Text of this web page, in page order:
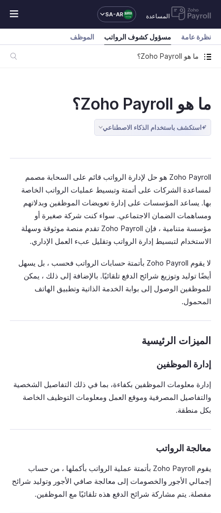
المساعدة SA-AR
ما هو Zoho Payroll؟
نظرة عامة مسؤول كشوف الرواتب الموظف
ما هو Zoho Payroll؟
استكشف باستخدام الذكاء الاصطناعي
Zoho Payroll هو حل لإدارة الرواتب قائم على السحابة مصمم
لمساعدة الشركات على أتمتة وتبسيط عمليات الرواتب الخاصة
بها. يساعد المؤسسات على إدارة تعويضات الموظفين وبدلاتهم
ومساهمات الضمان الاجتماعي. سواء كنت شركة صغيرة أو
مؤسسة متنامية ، فإن Zoho Payroll تقدم منصة موثوقة وسهلة
الاستخدام لتبسيط إدارة الرواتب وتقليل عبء العمل الإداري.
لا يقوم Zoho Payroll بأتمتة حسابات الرواتب فحسب ، بل يسهل
أيضًا توليد وتوزيع شرائح الدفع تلقائيًا. بالإضافة إلى ذلك ، يمكن
للموظفين الوصول إلى بوابة الخدمة الذاتية وتطبيق الهاتف
المحمول.
الميزات الرئيسية
إدارة الموظفين
إدارة معلومات الموظفين بكفاءة، بما في ذلك التفاصيل الشخصية
والتفاصيل المصرفية وموقع العمل ومعلومات التوظيف الخاصة
بكل منطقة.
معالجة الرواتب
يقوم Zoho Payroll بأتمتة عملية الرواتب بأكملها ، من حساب
إجمالي الأجور والخصومات إلى معالجة صافي الأجور وتوليد شرائح
مفصلة. يتم مشاركة شرائح الدفع هذه تلقائيًا مع الموظفين.